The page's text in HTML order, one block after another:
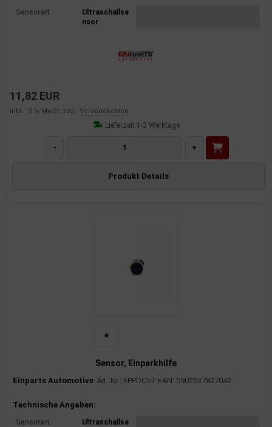
Sensorart
Ultraschallse
nsor
11,82 EUR
inkl. 19 % MwSt. zzgl. Versandkosten
Lieferzeit:1-3 Werktage
- +
Produkt Details
Sensor, Einparkhilfe
Einparts Automotive Art.-Nr.: EPPDC57 EAN: 5902537827042
Produktinformationen
Technische Angaben:
Sensorart
Ultraschallse